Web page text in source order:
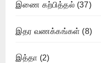
இணை கற்பித்தல் (37)
இதர வணக்கங்கள் (8)
இத்தா (2)